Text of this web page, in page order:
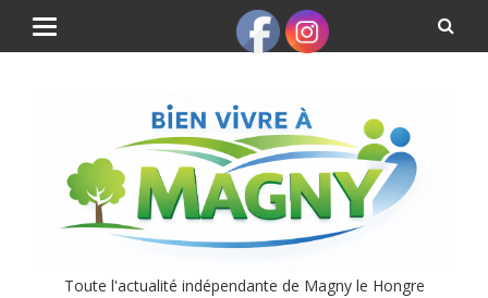
Toute l'actualité indépendante de Magny le Hongre